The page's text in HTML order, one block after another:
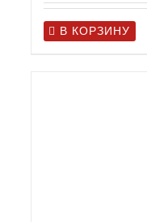
В КОРЗИНУ